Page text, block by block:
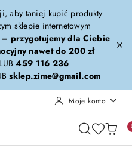
aby taniej kupić produkty
sklepie internetowym
przygotujemy dla Ciebie
nawet do 200 zł
459 116 236
sklep.zime@gmail.com
Moje konto